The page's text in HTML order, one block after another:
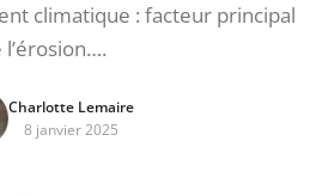
climatique : facteur principal
l’érosion….
Charlotte Lemaire
8 janvier 2025